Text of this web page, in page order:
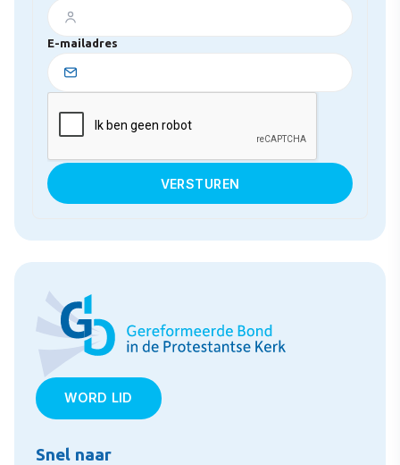
E-mailadres
WORD LID
Snel naar